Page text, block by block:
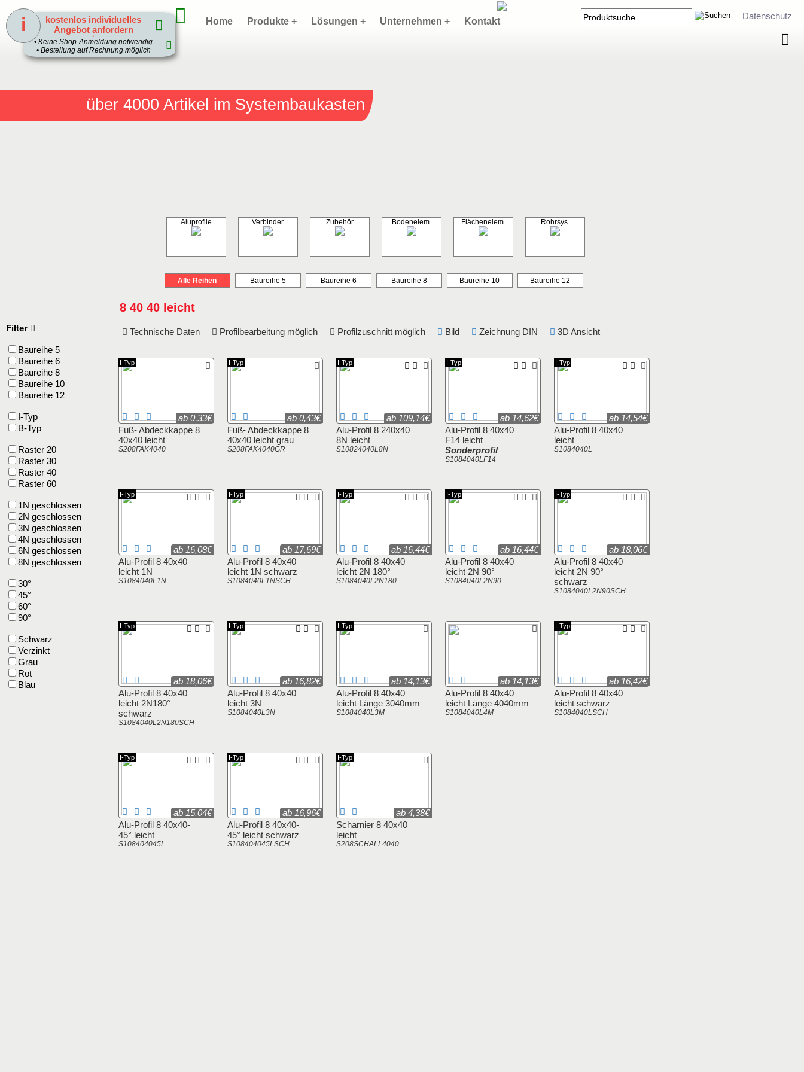
über 4000 Artikel im Systembaukasten
Datenschutz
Home Produkte + Lösungen + Unternehmen + Kontakt
Aluprofile Verbinder Zubehör Bodenelem. Flächenelem. Rohrsys.
Alle Reihen Baureihe 5 Baureihe 6 Baureihe 8 Baureihe 10 Baureihe 12
8 40 40 leicht
Technische Daten Profilbearbeitung möglich Profilzuschnitt möglich Bild Zeichnung DIN 3D Ansicht
Fuß- Abdeckkappe 8
40x40 leicht
S208FAK4040
ab 0,33€
I-Typ
Fuß- Abdeckkappe 8
40x40 leicht grau
S208FAK4040GR
ab 0,43€
I-Typ
Alu-Profil 8 240x40
8N leicht
S10824040L8N
ab 109,14€
I-Typ
Alu-Profil 8 40x40
F14 leicht
Sonderprofil
S1084040LF14
ab 14,62€
I-Typ
Alu-Profil 8 40x40
leicht
S1084040L
ab 14,54€
I-Typ
Alu-Profil 8 40x40
leicht 1N
S1084040L1N
ab 16,08€
I-Typ
Alu-Profil 8 40x40
leicht 1N schwarz
S1084040L1NSCH
ab 17,69€
I-Typ
Alu-Profil 8 40x40
leicht 2N 180°
S1084040L2N180
ab 16,44€
I-Typ
Alu-Profil 8 40x40
leicht 2N 90°
S1084040L2N90
ab 16,44€
I-Typ
Alu-Profil 8 40x40
leicht 2N 90°
schwarz
S1084040L2N90SCH
ab 18,06€
I-Typ
Alu-Profil 8 40x40
leicht 2N180°
schwarz
S1084040L2N180SCH
ab 18,06€
I-Typ
Alu-Profil 8 40x40
leicht 3N
S1084040L3N
ab 16,82€
I-Typ
Alu-Profil 8 40x40
leicht Länge 3040mm
S1084040L3M
ab 14,13€
I-Typ
Alu-Profil 8 40x40
leicht Länge 4040mm
S1084040L4M
ab 14,13€
Alu-Profil 8 40x40
leicht schwarz
S1084040LSCH
ab 16,42€
I-Typ
Alu-Profil 8 40x40-
45° leicht
S108404045L
ab 15,04€
I-Typ
Alu-Profil 8 40x40-
45° leicht schwarz
S108404045LSCH
ab 16,96€
I-Typ
Scharnier 8 40x40
leicht
S208SCHALL4040
ab 4,38€
I-Typ
Filter
Baureihe 5
Baureihe 6
Baureihe 8
Baureihe 10
Baureihe 12
I-Typ
B-Typ
Raster 20
Raster 30
Raster 40
Raster 60
1N geschlossen
2N geschlossen
3N geschlossen
4N geschlossen
6N geschlossen
8N geschlossen
30°
45°
60°
90°
Schwarz
Verzinkt
Grau
Rot
Blau
kostenlos individuelles
Angebot anfordern
1
• Keine Shop-Anmeldung notwendig
• Bestellung auf Rechnung möglich
i